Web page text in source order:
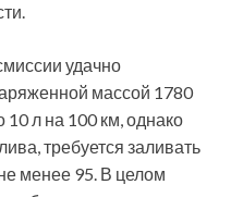
удачно
массой 1780
10 л на 100 км, однако
требуется заливать
менее 95. В целом